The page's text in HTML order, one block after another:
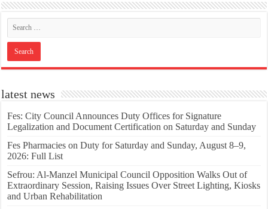
latest news
Fes: City Council Announces Duty Offices for Signature
Legalization and Document Certification on Saturday and Sunday
Fes Pharmacies on Duty for Saturday and Sunday, August 8–9,
2026: Full List
Sefrou: Al-Manzel Municipal Council Opposition Walks Out of
Extraordinary Session, Raising Issues Over Street Lighting, Kiosks
and Urban Rehabilitation